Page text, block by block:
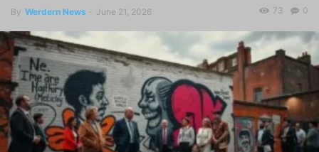
By Werdern News - June 21, 2026 0
73